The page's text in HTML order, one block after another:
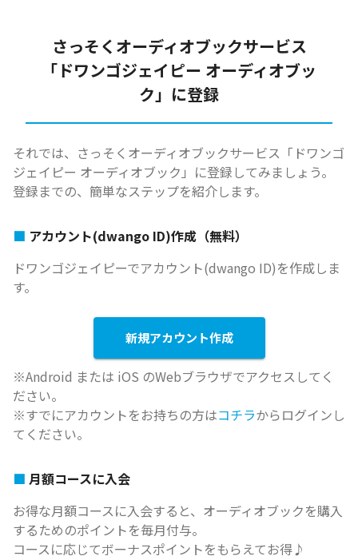
さっそくオーディオブックサービス
「ドワンゴジェイピー オーディオブッ
ク」に登録
それでは、さっそくオーディオブックサービス「ドワンゴ
ジェイピー オーディオブック」に登録してみましょう。
登録までの、簡単なステップを紹介します。
アカウント(dwango ID)作成（無料）
ドワンゴジェイピーでアカウント(dwango ID)を作成しま
す。
新規アカウント作成
※Android または iOS のWebブラウザでアクセスしてく
ださい。
※すでにアカウントをお持ちの方はコチラからログインし
てください。
月額コースに入会
お得な月額コースに入会すると、オーディオブックを購入
するためのポイントを毎月付与。
コースに応じてボーナスポイントをもらえてお得♪